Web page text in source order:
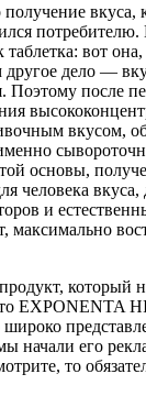
потребителю.
вот
дело —
Поэтому после
вкусом,
основы,
человека вкуса,
и
максимально
который
EXPONENTA
начали его
то